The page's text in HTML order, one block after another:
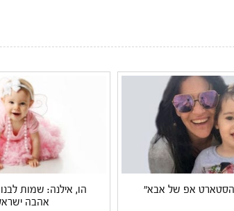
אפ של אבא"
הו, אילנה: שמות
אהבה